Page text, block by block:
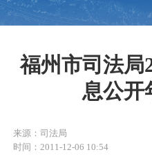
福州市司法局
息公开
来源：司法局
时间：2011-12-06 10:54